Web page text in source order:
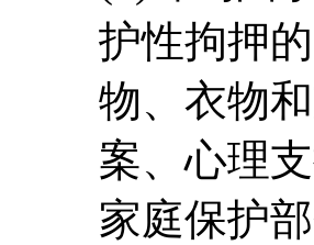
护性拘押
物、衣物
案、心理
家庭保护